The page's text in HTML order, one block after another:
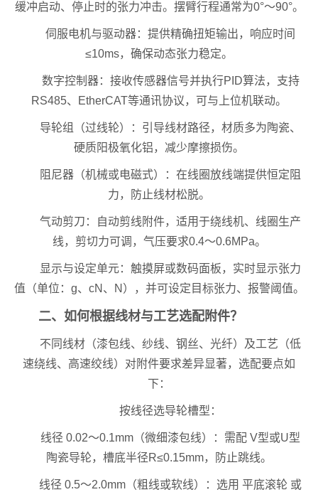
缓冲启动、停止时的张力冲击。摆臂行程通常为0°～90°。
伺服电机与驱动器：提供精确扭矩输出，响应时间
≤10ms，确保动态张力稳定。
数字控制器：接收传感器信号并执行PID算法，支持
RS485、EtherCAT等通讯协议，可与上位机联动。
导轮组（过线轮）：引导线材路径，材质多为陶瓷、
硬质阳极氧化铝，减少摩擦损伤。
阻尼器（机械或电磁式）：在线圈放线端提供恒定阻
力，防止线材松脱。
气动剪刀：自动剪线附件，适用于绕线机、线圈生产
线，剪切力可调，气压要求0.4～0.6MPa。
显示与设定单元：触摸屏或数码面板，实时显示张力
值（单位：g、cN、N），并可设定目标张力、报警阈值。
二、如何根据线材与工艺选配附件？
不同线材（漆包线、纱线、钢丝、光纤）及工艺（低
速绕线、高速绞线）对附件要求差异显著，选配要点如
下：
按线径选导轮槽型：
线径 0.02～0.1mm（微细漆包线）：需配 V型或U型
陶瓷导轮，槽底半径R≤0.15mm，防止跳线。
线径 0.5～2.0mm（粗线或软线）：选用 平底滚轮 或